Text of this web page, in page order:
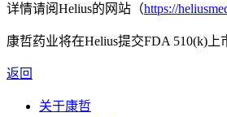
详情请阅Helius的网站（https://
康哲药业将在Helius提交FDA 510(k)
返回
关于康哲